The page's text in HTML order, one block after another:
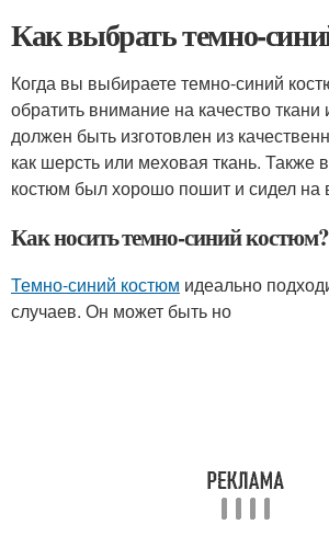
Как выбрать темно-
Когда вы выбираете темно-синий
обратить внимание на качество
должен быть изготовлен из
как шерсть или меховая ткань. Также
костюм был хорошо пошит и сидел на
Как носить темно-синий костюм?
Темно-синий костюм идеально
случаев. Он может быть но